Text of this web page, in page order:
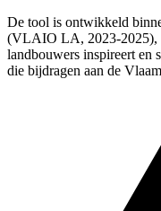
De tool is ontwikkeld
(VLAIO LA, 2023-2025),
landbouwers inspireert en
die bijdragen aan de